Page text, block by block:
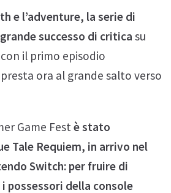
e l’adventure, la serie di
successo di critica su
il primo episodio
ora al grande salto verso
Game Fest è stato
Tale Requiem, in arrivo nel
Switch: per fruire di
possessori della console